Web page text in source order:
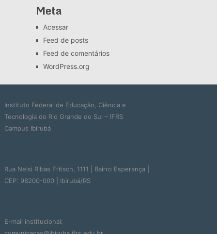
Meta
Acessar
Feed de posts
Feed de comentários
WordPress.org
Instituto Federal de Educação, Ciência e
Tecnologia do Rio Grande do Sul – IFRS
Campus Ibirubá
Rua Nelsi Ribas Fritsch, 1111 | Bairro Esperança |
CEP: 98200-000 | Ibirubá/RS
E-mail institucional: